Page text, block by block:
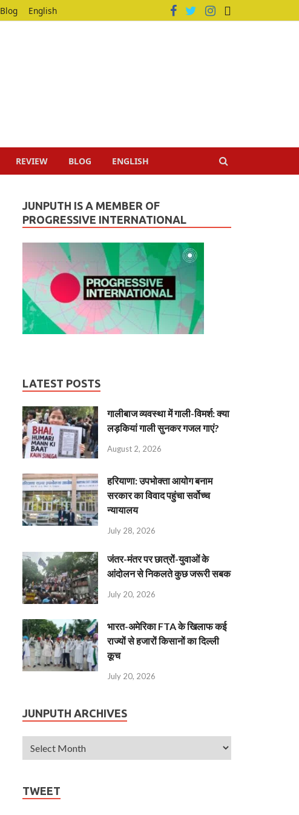
Blog English
REVIEW BLOG ENGLISH
JUNPUTH IS A MEMBER OF
PROGRESSIVE INTERNATIONAL
LATEST POSTS
गालीबाज व्‍यवस्‍था में गाली-विमर्श: क्या
लड़कियां गाली सुनकर गजल गाएं?
August 2, 2026
हरियाणा: उपभोक्ता आयोग बनाम
सरकार का विवाद पहुंचा सर्वोच्च
न्यायालय
July 28, 2026
जंतर-मंतर पर छात्रों-युवाओं के
आंदोलन से निकलते कुछ जरूरी सबक
July 20, 2026
भारत-अमेरिका FTA के खिलाफ कई
राज्यों से हजारों किसानों का दिल्ली
कूच
July 20, 2026
JUNPUTH ARCHIVES
TWEET